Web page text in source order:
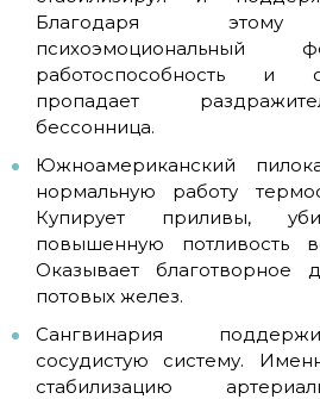
Благодаря этому
психоэмоциональный
работоспособность и
пропадает
бессонница.
Южноамериканский
нормальную работу
Купирует приливы,
повышенную потливость
Оказывает благотворное
потовых желез.
Сангвинария
сосудистую систему.
стабилизацию